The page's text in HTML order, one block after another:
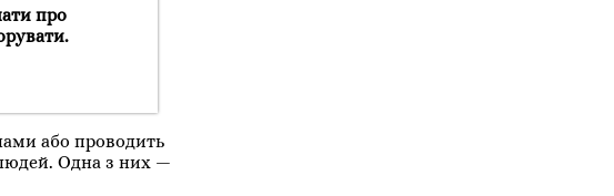
про
або проводить
людей. Одна з них —